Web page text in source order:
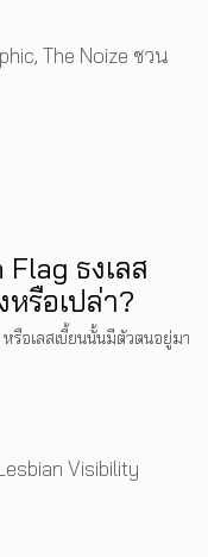
, The Noize ชวน
ธงเลส
รือเปล่า?
รือเลสเบี้ยนนั้นมีตัวตนอยู่มา
Visibility